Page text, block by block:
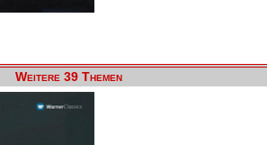
Weitere 39 Themen